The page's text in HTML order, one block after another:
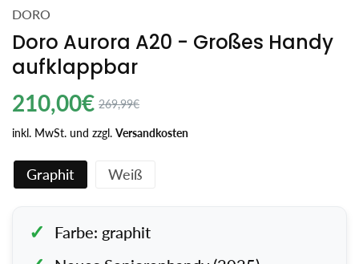
DORO
Doro Aurora A20 - Großes Handy
aufklappbar
Regulärer
210,00€Angebotspreis
269,99€
inkl. MwSt. und zzgl. Versandkosten
Graphit Weiß
Farbe: graphit